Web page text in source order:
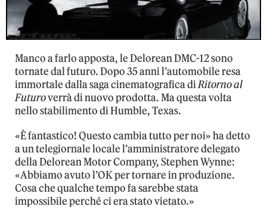
Manco a farlo apposta, le Delorean DMC-12 sono
tornate dal futuro. Dopo 35 anni l’automobile resa
immortale dalla saga cinematografica diRitorno al
Futuroverrà di nuovo prodotta. Ma questa volta
nello stabilimento di Humble, Texas.
«È fantastico! Questo cambia tutto per noi» ha detto
a un telegiornale locale l’amministratore delegato
della Delorean Motor Company, Stephen Wynne:
«Abbiamo avuto l’OK per tornare in produzione.
Cosa che qualche tempo fa sarebbe stata
impossibile perché ci era stato vietato.»